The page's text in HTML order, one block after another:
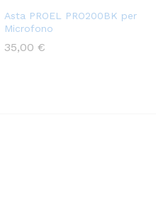
Asta PROEL PRO200BK per
Microfono
35,00 €